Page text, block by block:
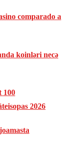
comparado a
koinləri necə
100
2026